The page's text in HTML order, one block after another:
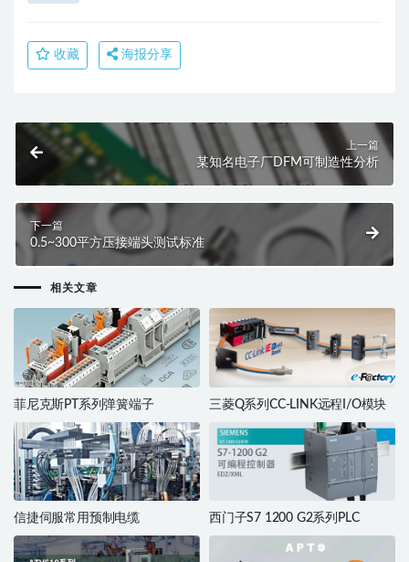
收藏 海报分享
上一篇
某知名电子厂DFM可制造性分析
下一篇
0.5~300平方压接端头测试标准
相关文章
菲尼克斯PT系列弹簧端子 三菱Q系列CC-LINK远程I/O模块
信捷伺服常用预制电缆 西门子S7 1200 G2系列PLC